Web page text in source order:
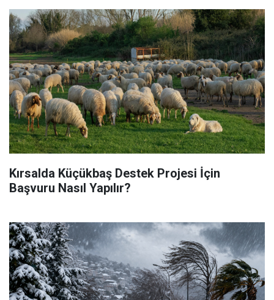
Kırsalda Küçükbaş Destek Projesi İçin
Başvuru Nasıl Yapılır?